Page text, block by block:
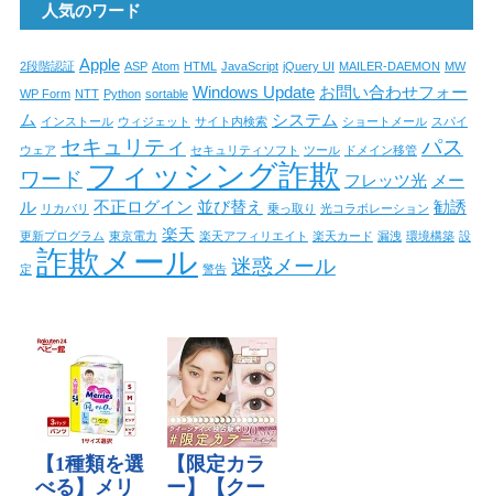
人気のワード
2段階認証 Apple ASP Atom HTML JavaScript jQuery UI MAILER-DAEMON MW
WP Form NTT Python sortable Windows Update お問い合わせフォー
ム インストール ウィジェット サイト内検索 システム ショートメール スパイ
ウェア セキュリティ セキュリティソフト ツール ドメイン移管 パス
ワード フィッシング詐欺 フレッツ光 メー
ル リカバリ 不正ログイン 並び替え 乗っ取り 光コラボレーション 勧誘
更新プログラム 東京電力 楽天 楽天アフィリエイト 楽天カード 漏洩 環境構築 設
定 詐欺メール 警告 迷惑メール